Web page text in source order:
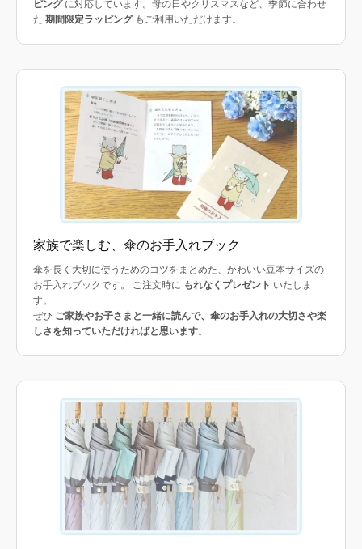
ピングに対応しています。母の日やクリスマスなど、季節に合わせ
た 期間限定ラッピングもご利用いただけます。
家族で楽しむ、傘のお手入れブック
傘を長く大切に使うためのコツをまとめた、かわいい豆本サイズの
お手入れブックです。 ご注文時に もれなくプレゼント いたしま
す。
ぜひ ご家族やお子さまと一緒に読んで、傘のお手入れの大切さや楽
しさを知っていただければと思います。